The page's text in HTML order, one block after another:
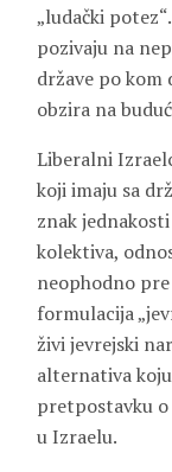
„ludački
pozivaju na
države po kom
obzira na
Liberalni
koji imaju sa
znak
kolektiva,
neophodno
formulacija
živi jevrejski
alternativa
pretpostavku
u Izraelu.